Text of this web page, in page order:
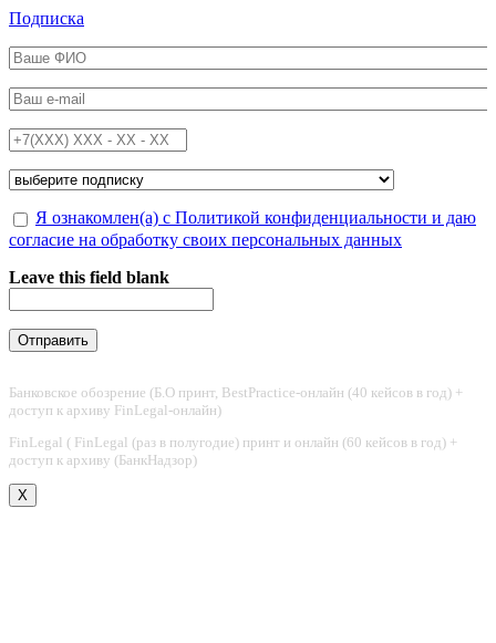
Перейти к основному содержанию
Подписка
ФИО*
Email*
Телефон*
Подписка на*
Обработка персональных данных*
Я ознакомлен(а) с Политикой конфиденциальности и даю
согласие на обработку своих персональных данных
Leave this field blank
Банковское обозрение (Б.О принт, BestPractice-онлайн (40 кейсов в год) +
доступ к архиву FinLegal-онлайн)
FinLegal ( FinLegal (раз в полугодие) принт и онлайн (60 кейсов в год) +
доступ к архиву (БанкНадзор)
X